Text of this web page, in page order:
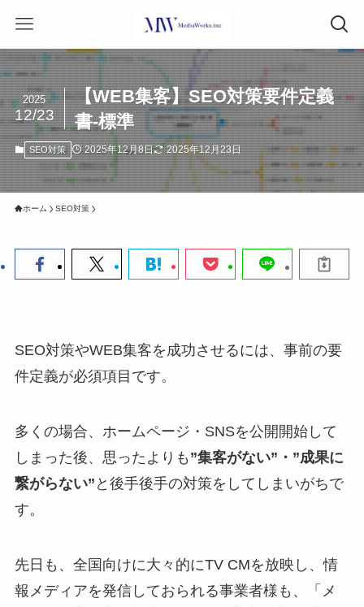
【WEB集客】SEO対策要件定義
書-標準
2025
12/23
SEO対策 2025年12月8日 2025年12月23日
ホーム SEO対策
SEO対策やWEB集客を成功させるには、事前の要
件定義が必須項目です。
多くの場合、ホームページ・SNSを公開開始して
しまった後、思ったよりも ”集客がない”・”成果に
繋がらない” と後手後手の対策をしてしまいがちで
す。
先日も、全国向けに大々的にTV CMを放映し、情
報メディアを発信しておられる事業者様も、「メ